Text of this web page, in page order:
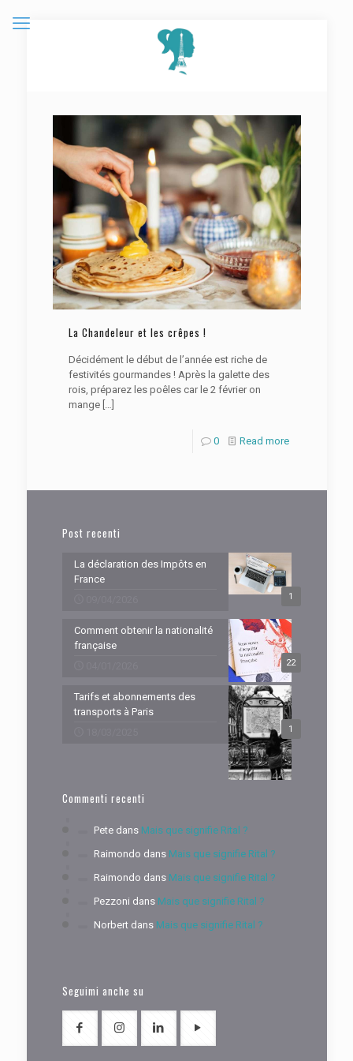
La Chandeleur et les crêpes !
Décidément le début de l’année est riche de
festivités gourmandes ! Après la galette des
rois, préparez les poêles car le 2 février on
mange[…]
0 Read more
Post recenti
1
La déclaration des Impôts en
France
22
Comment obtenir la nationalité
française
1
Tarifs et abonnements des
transports à Paris
Commenti recenti
Petedans Mais que signifie Rital ?
Raimondo dans Mais que signifie Rital ?
Raimondo dans Mais que signifie Rital ?
Pezzoni dans Mais que signifie Rital ?
Norbertdans Mais que signifie Rital ?
Seguimi anche su